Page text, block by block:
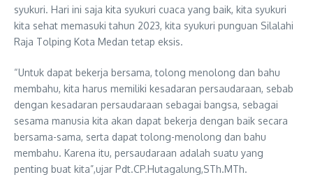
syukuri. Hari ini saja kita syukuri cuaca yang baik, kita syukuri
kita sehat memasuki tahun 2023, kita syukuri punguan Silalahi
Raja Tolping Kota Medan tetap eksis.
“Untuk dapat bekerja bersama, tolong menolong dan bahu
membahu, kita harus memiliki kesadaran persaudaraan, sebab
dengan kesadaran persaudaraan sebagai bangsa, sebagai
sesama manusia kita akan dapat bekerja dengan baik secara
bersama-sama, serta dapat tolong-menolong dan bahu
membahu. Karena itu, persaudaraan adalah suatu yang
penting buat kita”,ujar Pdt.CP.Hutagalung,STh.MTh.